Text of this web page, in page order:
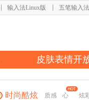
输入法Linux版 五笔输入法
皮肤表情开
时尚酷炫 质感 心 炫